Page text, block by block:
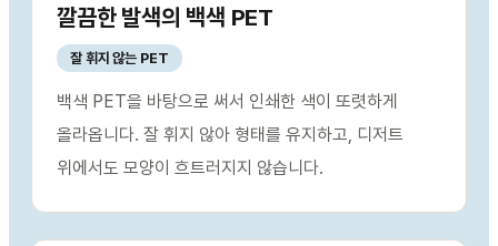
깔끔한 발색의 백색 PET
잘 휘지 않는 PET
백색 PET을 바탕으로 써서 인쇄한 색이 또렷하게
올라옵니다. 잘 휘지 않아 형태를 유지하고, 디저트
위에서도 모양이 흐트러지지 않습니다.